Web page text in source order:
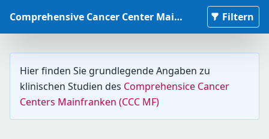
Comprehensive Cancer Center Mainfranken Studiendatenbank Filtern
Hier finden Sie grundlegende Angaben zu
klinischen Studien des Comprehensice Cancer
Centers Mainfranken (CCC MF)